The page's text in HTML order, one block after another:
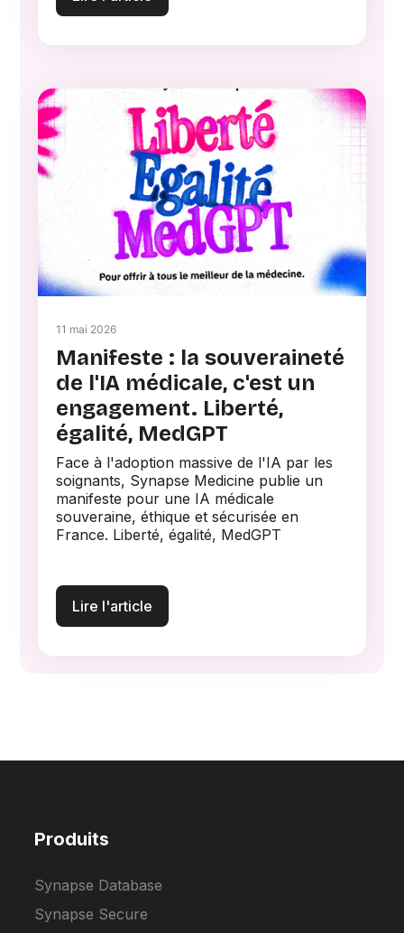
11 mai 2026
Manifeste : la souveraineté
de l'IA médicale, c'est un
engagement. Liberté,
égalité, MedGPT
Face à l'adoption massive de l'IA par les
soignants, Synapse Medicine publie un
manifeste pour une IA médicale
souveraine, éthique et sécurisée en
France. Liberté, égalité, MedGPT
Lire l'article
Produits
Synapse Database
Synapse Secure